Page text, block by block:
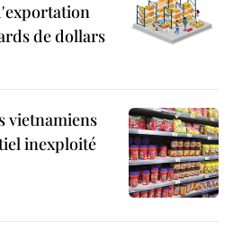
de dollars
vietnamiens
inexploité